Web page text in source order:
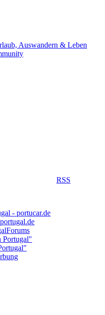
RSS
- portucar.de
Portugal"